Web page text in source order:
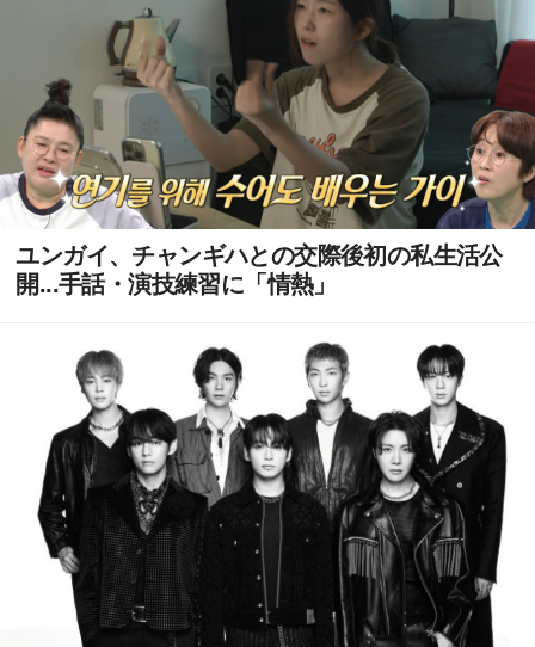
ユンガイ、チャンギハとの交際後初の私生活公
開...手話・演技練習に「情熱」